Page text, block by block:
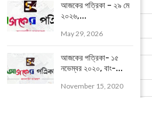
আজকের পত্রিকা – ২৯ মে
২০২৬,...
May 29, 2026
আজকের পত্রিকা- ১৫
নভেম্বর ২০২০, বাং-...
November 15, 2020